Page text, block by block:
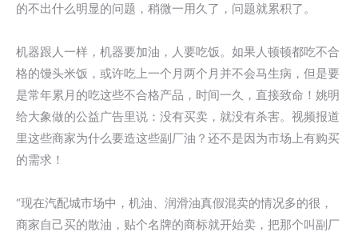
的不出什么明显的问题，稍微一用久了，问题就累积了。
机器跟人一样，机器要加油，人要吃饭。如果人顿顿都吃不合
格的馒头米饭，或许吃上一个月两个月并不会马生病，但是要
是常年累月的吃这些不合格产品，时间一久，直接致命！姚明
给大象做的公益广告里说：没有买卖，就没有杀害。视频报道
里这些商家为什么要造这些副厂油？还不是因为市场上有购买
的需求！
“现在汽配城市场中，机油、润滑油真假混卖的情况多的很，
商家自己买的散油，贴个名牌的商标就开始卖，把那个叫副厂